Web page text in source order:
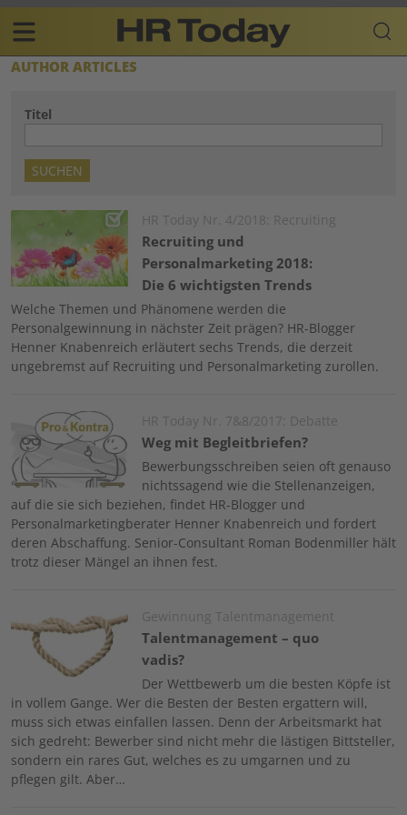
Skip
content
Plattform
für
Human
Main
DE
AUTHOR ARTICLES
Titel
HR Today Nr. 4/2018: Recruiting
Recruiting und
Personalmarketing 2018:
Die 6 wichtigsten Trends
Welche Themen und Phänomene werden die
Personalgewinnung in nächster Zeit prägen? HR-Blogger
Henner Knabenreich erläutert sechs Trends, die derzeit
ungebremst auf Recruiting und Personalmarketing zurollen.
Image HR Today Nr. 7&8/2017: Debatte
Weg mit Begleitbriefen?
Bewerbungsschreiben seien oft genauso
nichtssagend wie die Stellenanzeigen,
auf die sie sich beziehen, findet HR-Blogger und
Personalmarketingberater Henner Knabenreich und fordert
deren Abschaffung. Senior-Consultant Roman Bodenmiller hält
trotz dieser Mängel an ihnen fest.
Image Gewinnung Talentmanagement
Talentmanagement – quo
vadis?
Der Wettbewerb um die besten Köpfe ist
in vollem Gange. Wer die Besten der Besten ergattern will,
muss sich etwas einfallen lassen. Denn der Arbeitsmarkt hat
sich gedreht: Bewerber sind nicht mehr die lästigen Bittsteller,
sondern ein rares Gut, welches es zu umgarnen und zu
pflegen gilt. Aber…